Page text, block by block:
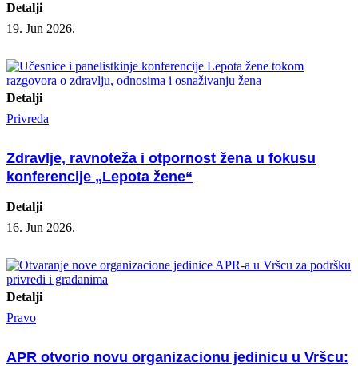
Detalji
19. Jun 2026.
Detalji
Privreda
Zdravlje, ravnoteža i otpornost žena u fokusu
konferencije „Lepota žene“
Detalji
16. Jun 2026.
Detalji
Pravo
APR otvorio novu organizacionu jedinicu u Vršcu: